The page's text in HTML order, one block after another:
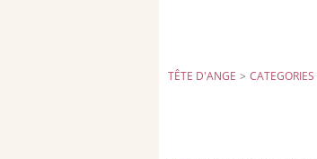
TÊTE D'ANGE > CATEGORIES